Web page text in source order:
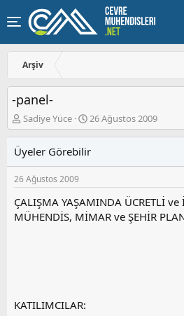
Arşiv
-panel-
K
o
u
y
u
a
ş
Sadiye Yüce
B
a
l
a
ı
ç
26 Ağustos 2009
Üyeler Görebilir
26 Ağustos 2009
ÇALIŞMA YAŞAMINDA ÜCRETLİ ve
MÜHENDİS, MİMAR ve ŞEHİR
KATILIMCILAR: